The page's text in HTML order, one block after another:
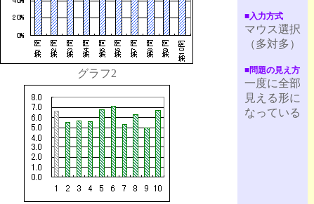
グラフ2
■入力方式
マウス選択
（多対多）
■問題の見え方
一度に全部
見える形に
なっている